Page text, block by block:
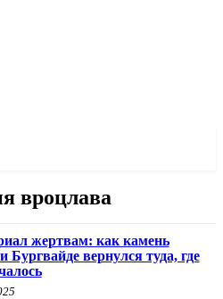
вроцлава
жертвам: как камень
Бургвайде вернулся туда, где